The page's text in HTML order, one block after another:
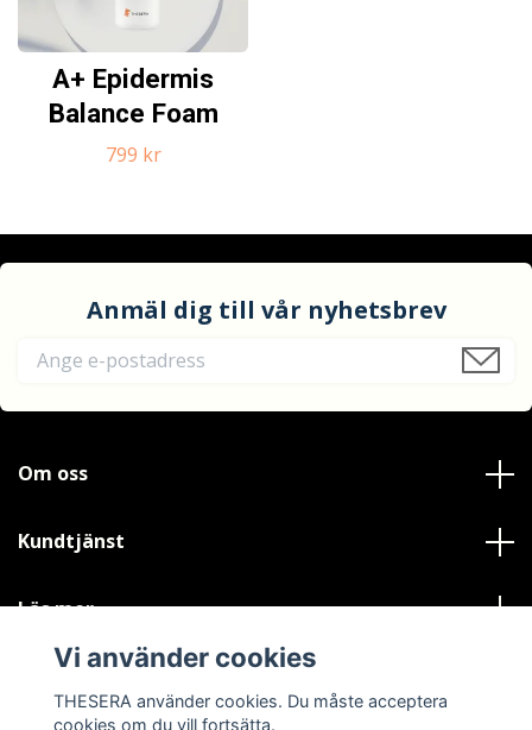
A+ Epidermis
Balance Foam
799 kr
Anmäl dig till vår nyhetsbrev
Om oss
Kundtjänst
Läs mer
Sociala medier
Vi använder cookies
THESERA använder cookies. Du måste acceptera
cookies om du vill fortsätta.